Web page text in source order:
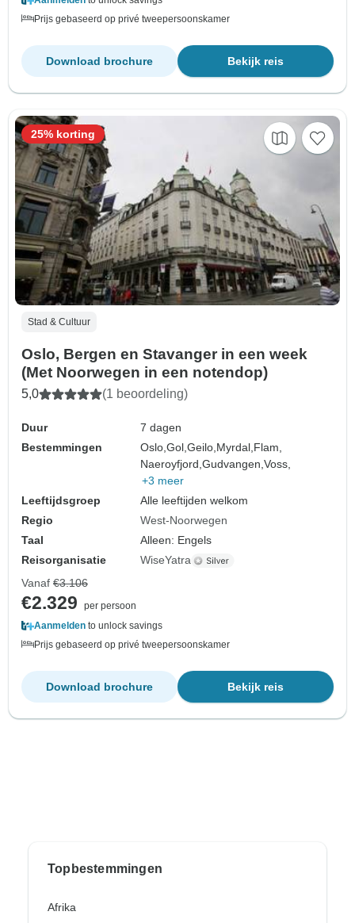
Prijs gebaseerd op privé tweepersoonskamer
Bekijk reis
Download brochure
Stad & Cultuur
Oslo, Bergen en Stavanger in een week
(Met Noorwegen in een notendop)
5,0 (1 beoordeling)
Duur
7 dagen
Bestemmingen
Oslo,Gol,Geilo,Myrdal,Flam,
Naeroyfjord,Gudvangen,Voss,
+3 meer
Leeftijdsgroep
Alle leeftijden welkom
Regio
West-Noorwegen
Taal
Alleen: Engels
Reisorganisatie
WiseYatra
25% korting
Vanaf €3.106
€2.329
per persoon
Aanmelden to unlock savings
Prijs gebaseerd op privé tweepersoonskamer
Bekijk reis
Download brochure
Topbestemmingen
Afrika